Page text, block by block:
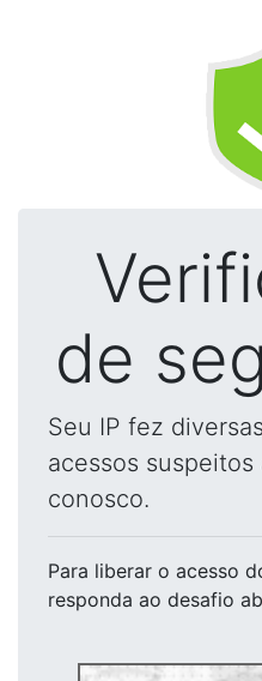
de
Seu IP fez
acessos
conosco.
Para liberar o acesso
responda ao desafio